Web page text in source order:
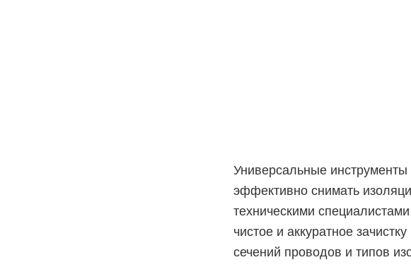
Универсальные
эффективно снимать
техническими
чистое и аккуратное
сечений проводов и типов